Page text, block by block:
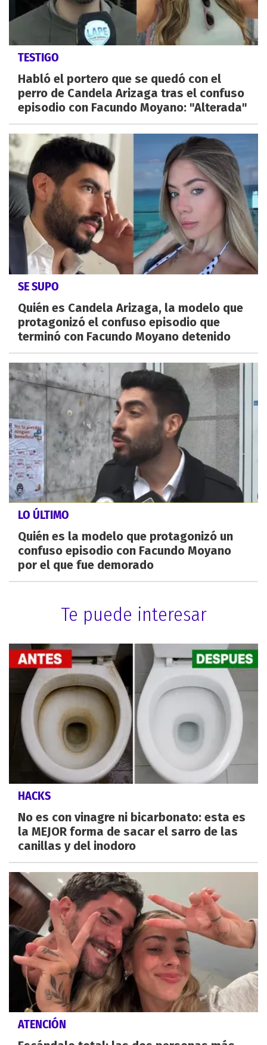
TESTIGO
Habló el portero que se quedó con el
perro de Candela Arizaga tras el confuso
episodio con Facundo Moyano: "Alterada"
SE SUPO
Quién es Candela Arizaga, la modelo que
protagonizó el confuso episodio que
terminó con Facundo Moyano detenido
LO ÚLTIMO
Quién es la modelo que protagonizó un
confuso episodio con Facundo Moyano
por el que fue demorado
Te puede interesar
HACKS
No es con vinagre ni bicarbonato: esta es
la MEJOR forma de sacar el sarro de las
canillas y del inodoro
ATENCIÓN